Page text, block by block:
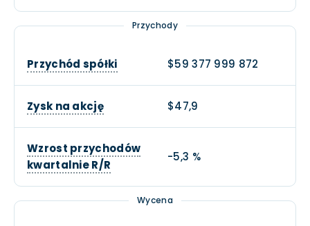
Przychody
Przychód spółki $59 377 999 872
Zysk na akcję $47,9
Wzrost przychodów
kwartalnie R/R
-5,3 %
Wycena